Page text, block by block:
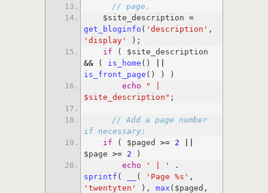
// page.
$site_description =
get_bloginfo ( 'description'
'display'
if
&& ( is_home ()
is_front_page
echo
" |
$site_description"
// Add a page number
if necessary:
if ( $paged >= 2
$page >= 2
echo
' | '
sprintf ( ( 'Page %s'
'twentyten'
), max ($paged,